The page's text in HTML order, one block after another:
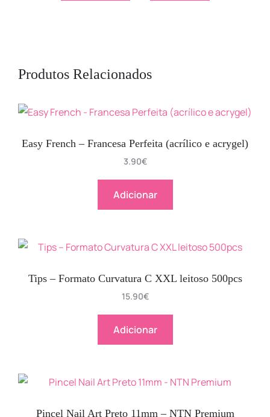
Produtos Relacionados
Easy French – Francesa Perfeita (acrílico e acrygel)
3.90€
Adicionar
Tips – Formato Curvatura C XXL leitoso 500pcs
15.90€
Adicionar
Pincel Nail Art Preto 11mm – NTN Premium